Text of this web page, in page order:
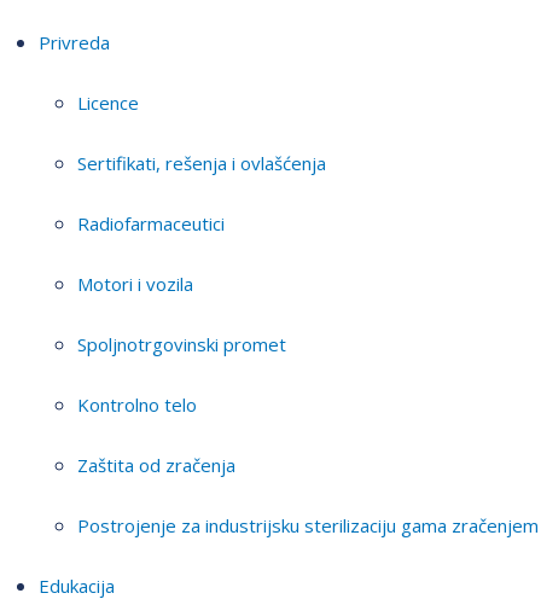
Privreda
Licence
Sertifikati, rešenja i ovlašćenja
Radiofarmaceutici
Motori i vozila
Spoljnotrgovinski promet
Kontrolno telo
Zaštita od zračenja
Postrojenje za industrijsku sterilizaciju gama zračenjem
Edukacija